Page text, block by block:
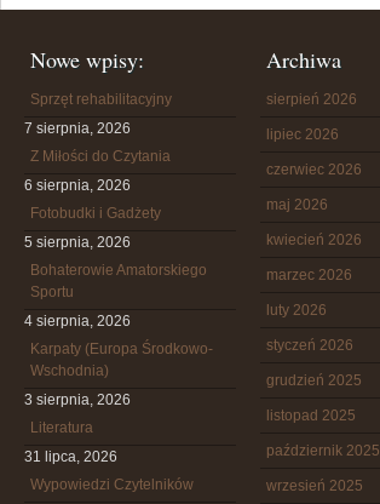
Nowe wpisy:
Sprzęt rehabilitacyjny
7 sierpnia, 2026
Z Miłości do Czytania
6 sierpnia, 2026
Fotobudki i Gadżety
5 sierpnia, 2026
Bohaterowie Amatorskiego
Sportu
4 sierpnia, 2026
Karpaty (Europa Środkowo-
Wschodnia)
3 sierpnia, 2026
Literatura
31 lipca, 2026
Wypowiedzi Czytelników
Archiwa
sierpień 2026
lipiec 2026
czerwiec 2026
maj 2026
kwiecień 2026
marzec 2026
luty 2026
styczeń 2026
grudzień 2025
listopad 2025
październik 2025
wrzesień 2025